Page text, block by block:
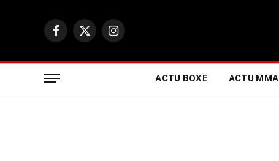
Facebook
X
Instagram
ACTU BOXE ACTU MMA